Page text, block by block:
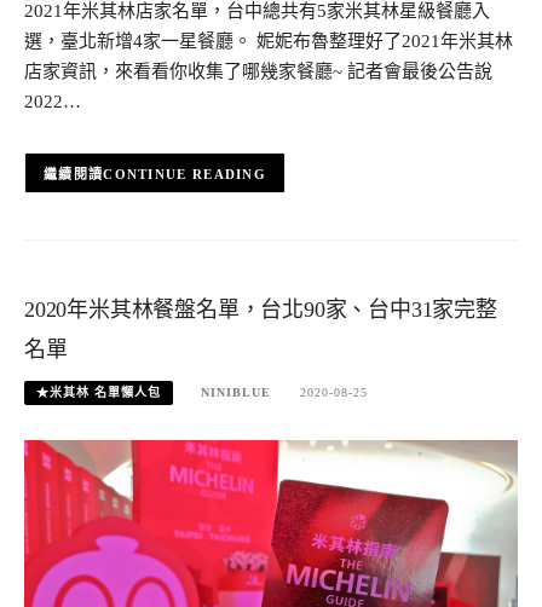
2021年米其林店家名單，台中總共有5家米其林星級餐廳入
選，臺北新增4家一星餐廳。 妮妮布魯整理好了2021年米其林
店家資訊，來看看你收集了哪幾家餐廳~ 記者會最後公告說
2022…
CONTINUE READING
2020年米其林餐盤名單，台北90家、台中31家完整
名單
★米其林 名單懶人包 NINIBLUE 2020-08-25